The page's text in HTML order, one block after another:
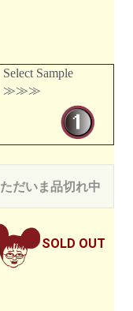
Select Sample
≫≫≫
ただいま品切れ中
SOLD OUT